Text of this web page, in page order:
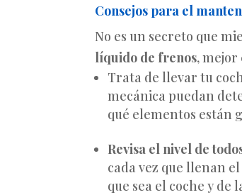
Consejos para el
No es un secreto que
líquido de frenos,
Trata de llevar tu
mecánica puedan
qué elementos están
Revisa el nivel de
cada vez que llenan
que sea el coche y